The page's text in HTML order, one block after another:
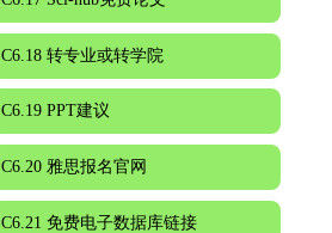
C6.18 转专业或转学院
C6.19 PPT建议
C6.20 雅思报名官网
C6.21 免费电子数据库链接